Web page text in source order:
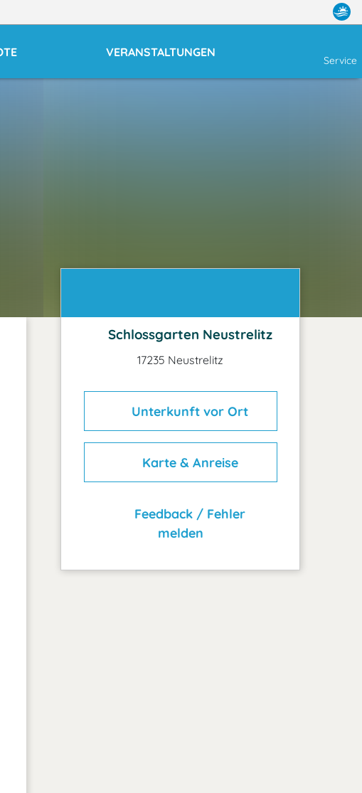
VERANSTALTUNGEN
Service
Schlossgarten Neustrelitz
17235 Neustrelitz
Unterkunft vor Ort
Karte & Anreise
Feedback / Fehler
melden